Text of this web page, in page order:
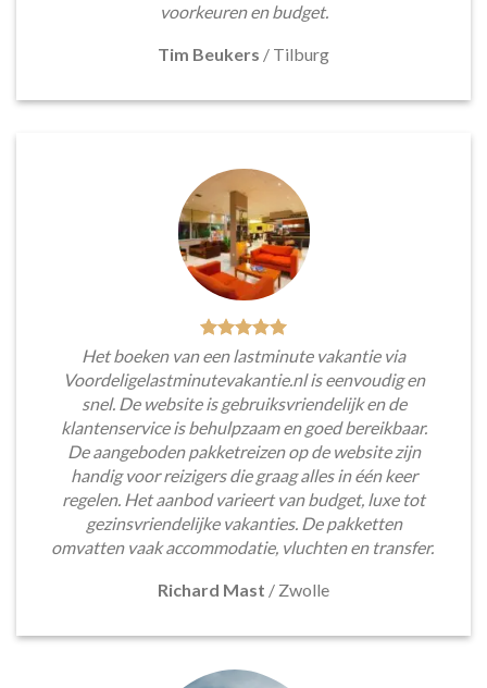
voorkeuren en budget.
Tim Beukers / Tilburg
Het boeken van een lastminute vakantie via
Voordeligelastminutevakantie.nl is eenvoudig en
snel. De website is gebruiksvriendelijk en de
klantenservice is behulpzaam en goed bereikbaar.
De aangeboden pakketreizen op de website zijn
handig voor reizigers die graag alles in één keer
regelen. Het aanbod varieert van budget, luxe tot
gezinsvriendelijke vakanties. De pakketten
omvatten vaak accommodatie, vluchten en transfer.
Richard Mast / Zwolle